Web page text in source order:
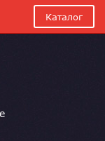
Каталог